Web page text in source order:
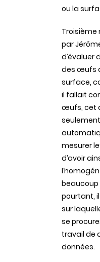
ou la
par
d’évaluer
des œufs
surface,
il fallait
œufs, cet
mesurer
d’avoir
beaucoup
pourtant,
sur
se
travail de
données.